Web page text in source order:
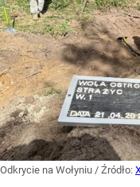
Odkrycie na Wołyniu / Źródło: